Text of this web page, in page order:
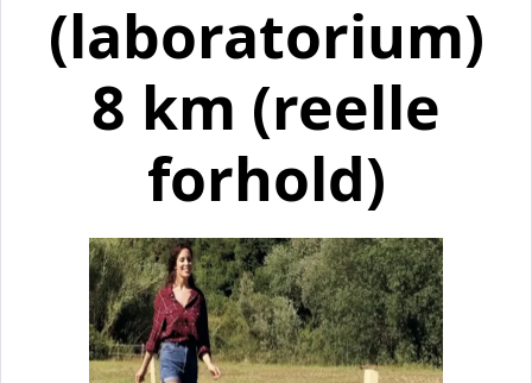
(laboratorium)
8 km (reelle
forhold)